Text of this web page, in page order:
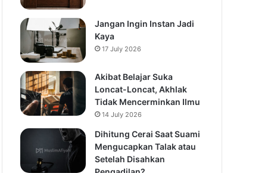
Jangan Ingin Instan Jadi
Kaya
17 July 2026
Akibat Belajar Suka
Loncat-Loncat, Akhlak
Tidak Mencerminkan Ilmu
14 July 2026
Dihitung Cerai Saat Suami
Mengucapkan Talak atau
Setelah Disahkan